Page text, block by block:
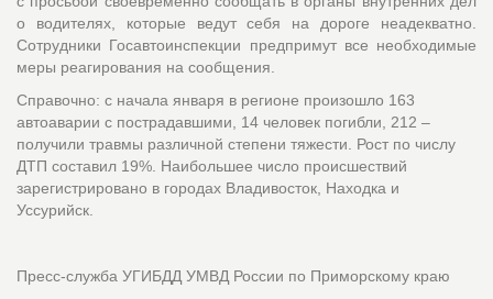
о водителях, которые ведут себя на дороге неадекватно.
Сотрудники Госавтоинспекции предпримут все необходимые
меры реагирования на сообщения.
Справочно: с начала января в регионе произошло 163
автоаварии с пострадавшими, 14 человек погибли, 212 –
получили травмы различной степени тяжести. Рост по числу
ДТП составил 19%. Наибольшее число происшествий
зарегистрировано в городах Владивосток, Находка и
Уссурийск.
Пресс-служба УГИБДД УМВД России по Приморскому краю